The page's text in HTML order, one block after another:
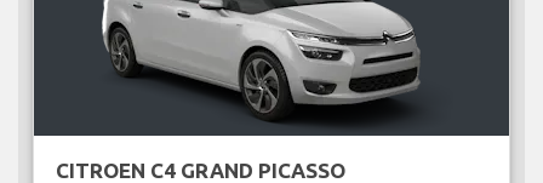
CITROEN C4 GRAND PICASSO